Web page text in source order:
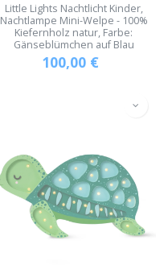
Little Lights Nachtlicht Kinder,
Nachtlampe Mini-Welpe - 100%
Kiefernholz natur, Farbe:
Gänseblümchen auf Blau
100,00 €